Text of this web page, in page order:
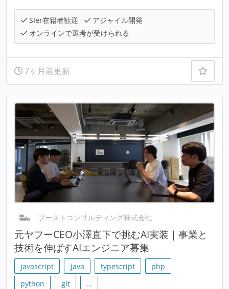
SIer在籍者歓迎
アジャイル開発
オンラインで選考が受けられる
7ヶ月前更新
ブーストコンサルティング株式会社
元ヤフーCEO小澤直下で挑むAI実装｜事業と
技術を伸ばすAIエンジニア募集
javascript java typescript
php
python
git …